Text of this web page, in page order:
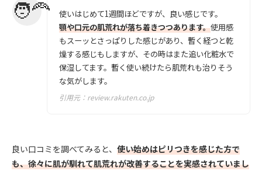
使いはじめて1週間ほどですが、良い感じです。
顎や口元の肌荒れが落ち着きつつあります。使用感
もスーッとさっぱりした感じがあり、暫く経つと乾
燥する感じもしますが、その時はまた追い化粧水で
保湿してます。暫く使い続けたら肌荒れも治りそう
な気がします。
引用元： review.rakuten.co.jp
良い口コミを調べてみると、 使い始めはピリつきを感じた方で
も、徐々に肌が馴れて肌荒れが改善することを実感されていまし